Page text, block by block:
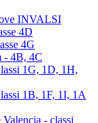
INVALSI
4D
4G
- 4B, 4C
1G, 1D, 1H,
1B, 1F, 1I, 1A
- classi